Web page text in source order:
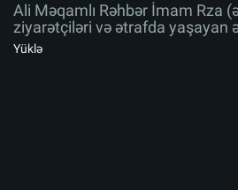
Ali Məqamlı Rəhbər İmam Rza
ziyarətçiləri və ətrafda yaşayan
Yüklə